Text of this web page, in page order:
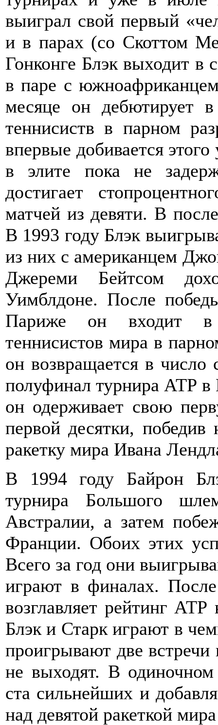
выиграл свой первый
и в парах (со Скоттом
Гонконге Блэк выходит
в паре с
месяце он дебютирует
теннисиств в парном
впервые добивается
в элите пока не
достигает
матчей из девяти. В
В 1993 году Блэк
из них с американцем
Джереми Бейтсом
Уимблдоне. После
Париже он входит в
теннисистов мира в
он возвращается в
полуфинал турнира АТР
он одерживает свою
первой десятки,
ракетку мира Ивана
В 1994 году Байрон
турнира Большого
Австралии, а затем
Франции. Обоих этих
Всего за год они
играют в финалах.
возглавляет рейтинг
Блэк и Старк играют в
проигрывают две
не выходят. В одиночном
ста сильнейших и
над девятой ракеткой